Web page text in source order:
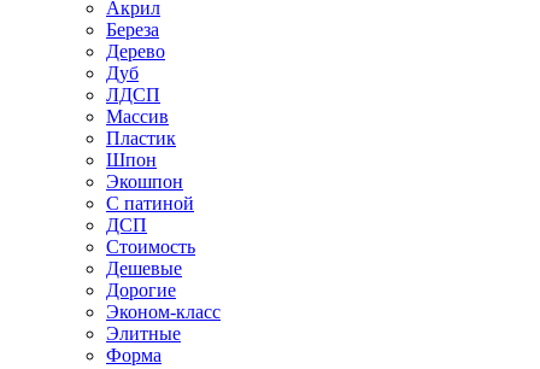
Акрил
Береза
Дерево
Дуб
ЛДСП
Массив
Пластик
Шпон
Экошпон
С патиной
ДСП
Стоимость
Дешевые
Дорогие
Эконом-класс
Элитные
Форма